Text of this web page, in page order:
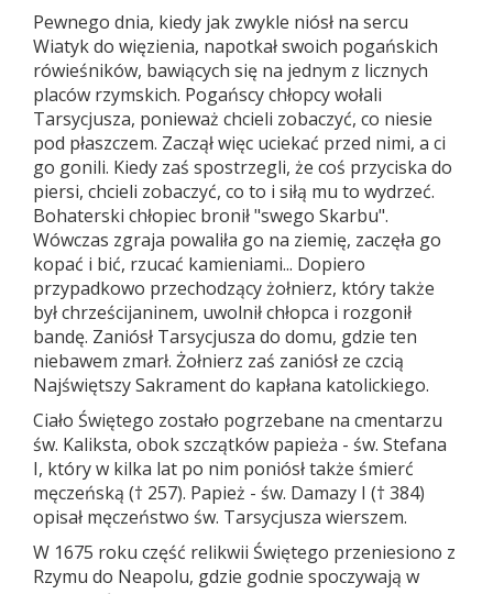
Pewnego dnia, kiedy jak zwykle niósł na sercu
Wiatyk do więzienia, napotkał swoich pogańskich
rówieśników, bawiących się na jednym z licznych
placów rzymskich. Pogańscy chłopcy wołali
Tarsycjusza, ponieważ chcieli zobaczyć, co niesie
pod płaszczem. Zaczął więc uciekać przed nimi, a ci
go gonili. Kiedy zaś spostrzegli, że coś przyciska do
piersi, chcieli zobaczyć, co to i siłą mu to wydrzeć.
Bohaterski chłopiec bronił "swego Skarbu".
Wówczas zgraja powaliła go na ziemię, zaczęła go
kopać i bić, rzucać kamieniami... Dopiero
przypadkowo przechodzący żołnierz, który także
był chrześcijaninem, uwolnił chłopca i rozgonił
bandę. Zaniósł Tarsycjusza do domu, gdzie ten
niebawem zmarł. Żołnierz zaś zaniósł ze czcią
Najświętszy Sakrament do kapłana katolickiego.
Ciało Świętego zostało pogrzebane na cmentarzu
św. Kaliksta, obok szczątków papieża - św. Stefana
I, który w kilka lat po nim poniósł także śmierć
męczeńską († 257). Papież - św. Damazy I († 384)
opisał męczeństwo św. Tarsycjusza wierszem.
W 1675 roku część relikwii Świętego przeniesiono z
Rzymu do Neapolu, gdzie godnie spoczywają w